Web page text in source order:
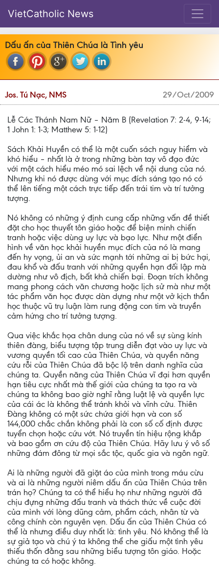
VietCatholic News
Dấu ấn của Thiên Chúa là Tình yêu
Jos. Tú Nạc, NMS 29/Oct/2009
Lễ Các Thánh Nam Nữ – Năm B (Revelation 7: 2-4, 9-14;
1 John 1: 1-3; Matthew 5: 1-12)
Sách Khải Huyền có thể là một cuốn sách nguy hiểm và
khó hiểu – nhất là ở trong những bàn tay vô đạo đức
với một cách hiểu méo mó sai lệch về nội dung của nó.
Nhưng khi nó được dùng với mục đích sáng tạo nó có
thể lên tiếng một cách trực tiếp đến trái tim và trí tưởng
tượng.
Nó không có những ý định cung cấp những vấn đề thiết
đặt cho học thuyết tôn giáo hoặc để biện minh chiến
tranh hoặc việc dùng uy lực và bạo lực. Như một điển
hình về văn học khải huyền mục đích của nó là mang
đến hy vọng, ủi an và sức mạnh tới những ai bị bức hại,
đau khổ và đấu tranh với những quyền hạn đối lập mà
dường như vô địch, bất khả chiến bại. Đoạn trích không
mang phong cách văn chương hoặc lịch sử mà như một
tác phẩm văn học được dàn dựng như một vở kịch thần
học thuộc vũ trụ luận làm rung động con tim và truyền
cảm hứng cho trí tưởng tượng.
Qua việc khắc họa chân dung của nó về sự sùng kính
thiên đàng, biểu tượng tập trung diễn đạt vào uy lực và
vương quyền tối cao của Thiên Chúa, và quyền năng
cứu rỗi của Thiên Chúa đã bộc lộ trên danh nghĩa của
chúng ta. Quyền năng của Thiên Chúa vĩ đại hơn quyền
hạn tiêu cực nhất mà thế giới của chúng ta tạo ra và
chúng ta không bao giờ nghĩ rằng luật lệ và quyền lực
của cái ác là không thể tránh khỏi và vĩnh cửu. Thiên
Đàng không có một sức chứa giới hạn và con số
144,000 chắc chắn không phải là con số cố định được
tuyển chọn hoặc cứu vớt. Nó truyền tín hiệu rộng khắp
và bao gồm ơn cứu độ của Thiên Chúa. Hãy lưu ý vô số
những đám đông từ mọi sắc tộc, quốc gia và ngôn ngữ.
Ai là những người đã giặt áo của mình trong máu cừu
và ai là những người niêm dấu ấn của Thiên Chúa trên
trán họ? Chúng ta có thể hiểu họ như những người đã
chịu đựng những đấu tranh và thách thức về cuộc đời
của mình với lòng dũng cảm, phẩm cách, nhân từ và
công chính còn nguyên vẹn. Dấu ấn của Thiên Chúa có
thể là nhưng điều duy nhất là: tình yêu. Nó không thể là
sự giả tạo và chú ý ta không thể che giấu một tình yêu
thiếu thốn đằng sau những biểu tượng tôn giáo. Hoặc
chúng ta có hoặc không.